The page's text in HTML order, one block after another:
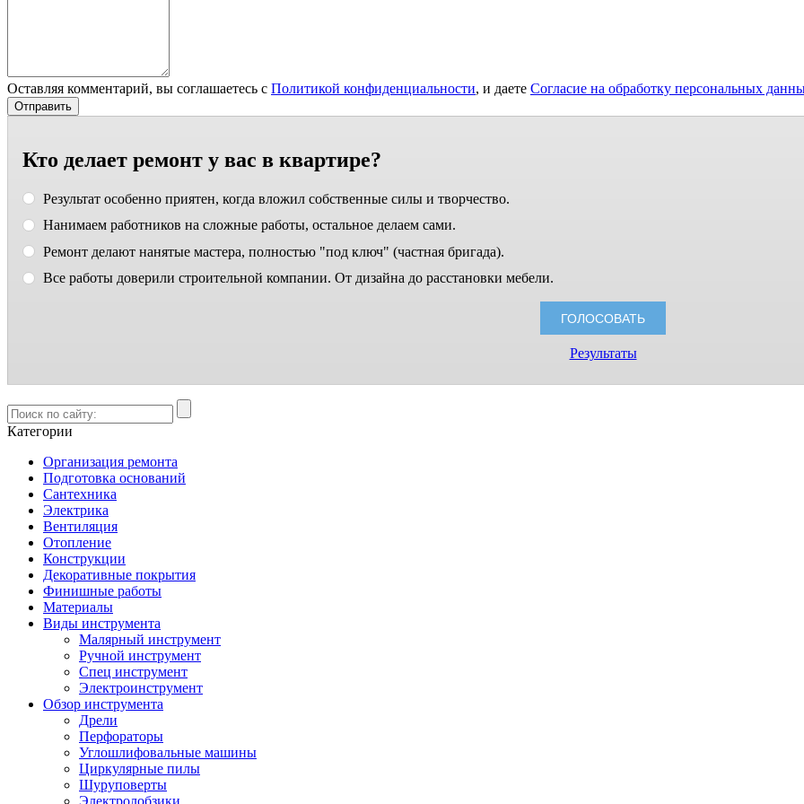
Оставляя комментарий, вы соглашаетесь с Политикой конфиденциальности, и даете Согласие на обработку персональных
Кто делает ремонт у вас в квартире?
Результат особенно приятен, когда вложил собственные силы и творчество.
Нанимаем работников на сложные работы, остальное делаем сами.
Ремонт делают нанятые мастера, полностью "под ключ" (частная бригада).
Все работы доверили строительной компании. От дизайна до расстановки мебели.
Результаты
Категории
Организация ремонта
Подготовка оснований
Сантехника
Электрика
Вентиляция
Отопление
Конструкции
Декоративные покрытия
Финишные работы
Материалы
Виды инструмента
Малярный инструмент
Ручной инструмент
Спец инструмент
Электроинструмент
Обзор инструмента
Дрели
Перфораторы
Углошлифовальные машины
Циркулярные пилы
Шуруповерты